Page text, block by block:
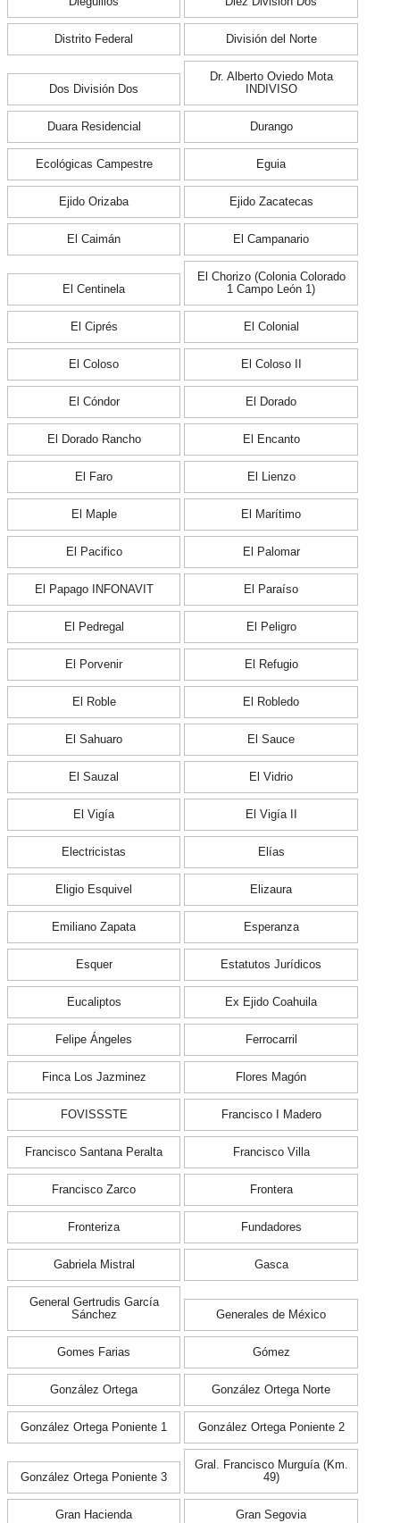
Distrito Federal División del Norte
Dos División Dos
Dr. Alberto Oviedo Mota
INDIVISO
Duara Residencial Durango
Ecológicas Campestre Eguia
Ejido Orizaba Ejido Zacatecas
El Caimán El Campanario
El Centinela
El Chorizo (Colonia Colorado
1 Campo León 1)
El Ciprés El Colonial
El Coloso El Coloso II
El Cóndor El Dorado
El Dorado Rancho El Encanto
El Faro El Lienzo
El Maple El Marítimo
El Pacifico El Palomar
El Papago INFONAVIT El Paraíso
El Pedregal El Peligro
El Porvenir El Refugio
El Roble El Robledo
El Sahuaro El Sauce
El Sauzal El Vidrio
El Vigía El Vigía II
Electricistas Elías
Eligio Esquivel Elizaura
Emiliano Zapata Esperanza
Esquer Estatutos Jurídicos
Eucaliptos Ex Ejido Coahuila
Felipe Ángeles Ferrocarril
Finca Los Jazminez Flores Magón
FOVISSSTE Francisco I Madero
Francisco Santana Peralta Francisco Villa
Francisco Zarco Frontera
Fronteriza Fundadores
Gabriela Mistral Gasca
General Gertrudis García
Sánchez
Generales de México
Gomes Farias Gómez
González Ortega González Ortega Norte
González Ortega Poniente 1 González Ortega Poniente 2
González Ortega Poniente 3
Gral. Francisco Murguía (Km.
49)
Gran Hacienda Gran Segovia